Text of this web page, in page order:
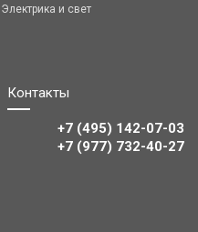
Электрика и свет
Контакты
+7 (495) 142-07-03
‎‎+7 (977) 732-40-27